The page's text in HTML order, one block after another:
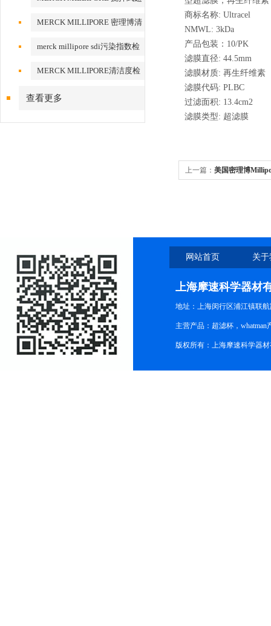
MERCK MILLIPORE 密理博清
merck millipore sdi污染指数检
MERCK MILLIPORE清洁度检
查看更多
商标名称: Ultracel
NMWL: 3kDa
产品包装：10/PK
滤膜直径: 44.5mm
滤膜材质: 再生纤维素
滤膜代码: PLBC
过滤面积: 13.4cm2
滤膜类型: 超滤膜
上一篇： 美国密理博
网站首页 关
上海摩速科学器材
地址：上海闵行区浦江镇联航
主营产品：超滤杯，
版权所有：上海摩速科学器